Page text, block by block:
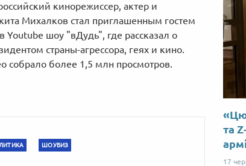
кинорежиссер, актер и
Михалков стал приглашенным гостем
Youtube шоу "вДудь", где рассказал о
страны-агрессора, геях и кино.
собрало более 1,5 млн просмотров.
ШОУБИЗ
«Цю
та
17